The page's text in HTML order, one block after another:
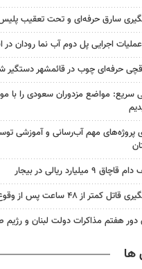
سارق حرفه‌ای و تحت تعقیب پلیس
عملیات اجرایی پل دوم آب نما رودان
حرفه‌ای چوب در قائمشهر دستگیر
سریع: مواضع مزدوران سعودی را با
پروژه‌های مهم آب‌رسانی و آموزشی
۹ میلیارد ریالی در بیجار
کمتر از ۴۸ ساعت پس از وقوع قتل در کوهدشت
دور هفتم مذاکرات دولت لبنان و رژیم
ها